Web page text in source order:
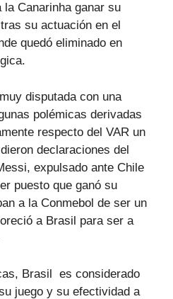
Canarinha ganar su
su actuación en el
quedó eliminado en
disputada con una
polémicas derivadas
respecto del VAR un
declaraciones del
expulsado ante Chile
puesto que ganó su
a la Conmebol de ser un
a Brasil para ser a
Brasil es considerado
juego y su efectividad a